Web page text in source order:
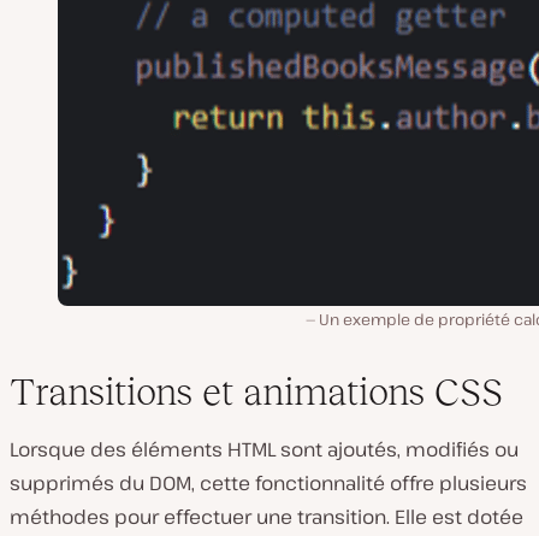
Un exemple de propriété
Transitions et animations CSS
Lorsque des éléments HTML sont ajoutés, modifiés ou
supprimés du DOM, cette fonctionnalité offre plusieurs
méthodes pour effectuer une transition. Elle est dotée